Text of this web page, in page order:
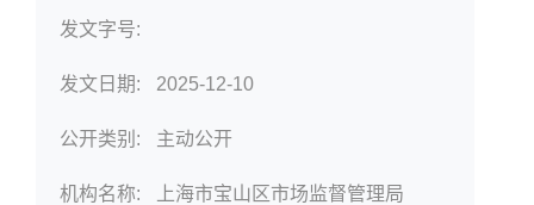
发文字号:
发文日期: 2025-12-10
公开类别: 主动公开
机构名称: 上海市宝山区市场监督管理局